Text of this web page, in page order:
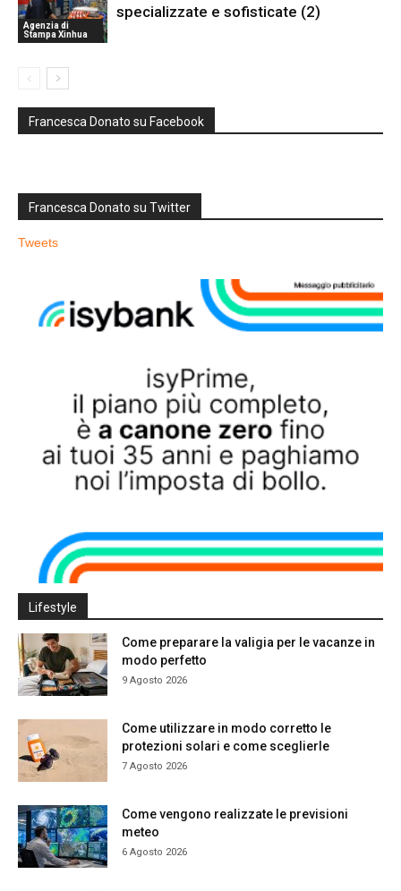
Agenzia di
Stampa Xinhua
specializzate e sofisticate (2)
Francesca Donato su Facebook
Francesca Donato su Twitter
Tweets
Lifestyle
Come preparare la valigia per le vacanze in
modo perfetto
9 Agosto 2026
Come utilizzare in modo corretto le
protezioni solari e come sceglierle
7 Agosto 2026
Come vengono realizzate le previsioni
meteo
6 Agosto 2026